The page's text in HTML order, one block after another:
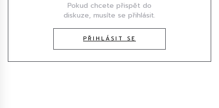
Pokud chcete přispět do
diskuze, musíte se přihlásit.
PŘIHLÁSIT SE